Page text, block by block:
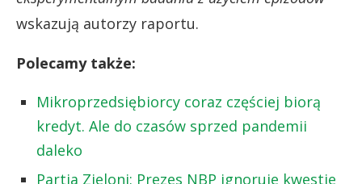
wskazują autorzy raportu.
Polecamy także:
Mikroprzedsiębiorcy coraz częściej biorą
kredyt. Ale do czasów sprzed pandemii
daleko
Partia Zieloni: Prezes NBP ignoruje kwestie